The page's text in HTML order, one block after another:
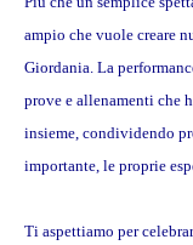
ampio che vuole creare
Giordania. La
prove e allenamenti che
insieme, condividendo
importante, le proprie
Ti aspettiamo per